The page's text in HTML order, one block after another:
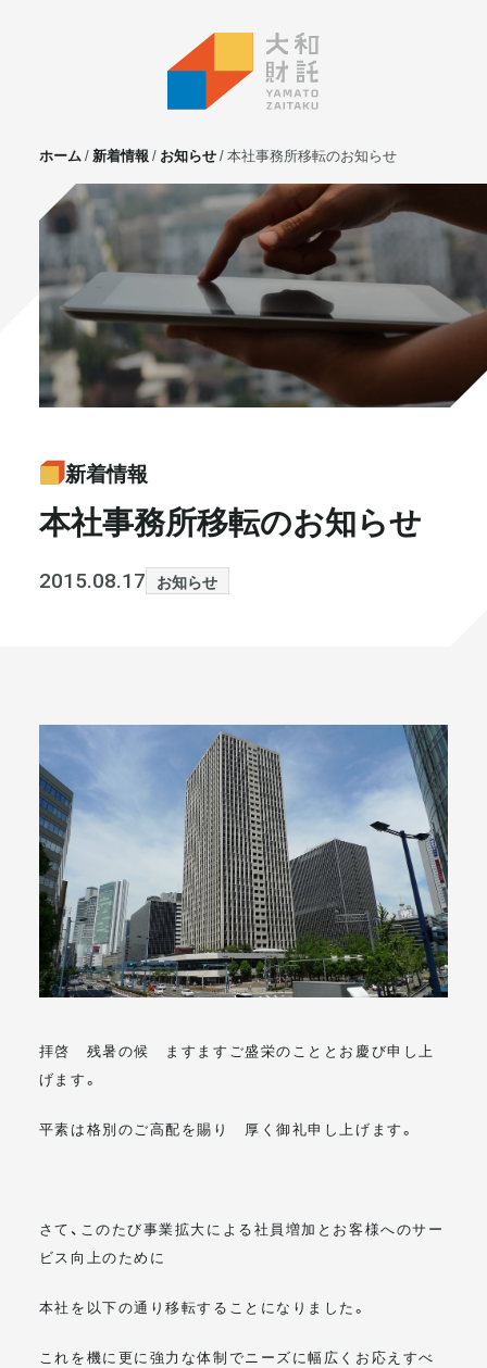
サービス
不動産投資
⼟地活⽤
マンション管理
賃貸管理
実需用戸建・マンション
ホテル事業
お客様の声
書籍・メディア
セミナー
代表メッセージ
お知らせ
まずは無料で相談
ホーム 新着情報 お知らせ 本社事務所移転のお知らせ
新着情報
本社事務所移転のお知らせ
2015.08.17 お知らせ
拝啓 残暑の候 ますますご盛栄のこととお慶び申し上
げます。
平素は格別のご高配を賜り 厚く御礼申し上げます。
さて、このたび事業拡大による社員増加とお客様へのサー
ビス向上のために
本社を以下の通り移転することになりました。
これを機に更に強力な体制でニーズに幅広くお応えすべ